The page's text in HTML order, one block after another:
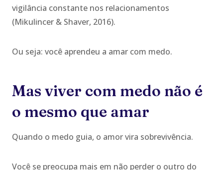
vigilância constante nos relacionamentos
(Mikulincer & Shaver, 2016).
Ou seja: você aprendeu a amar com medo.
Mas viver com medo não é
o mesmo que amar
Quando o medo guia, o amor vira sobrevivência.
Você se preocupa mais em não perder o outro do